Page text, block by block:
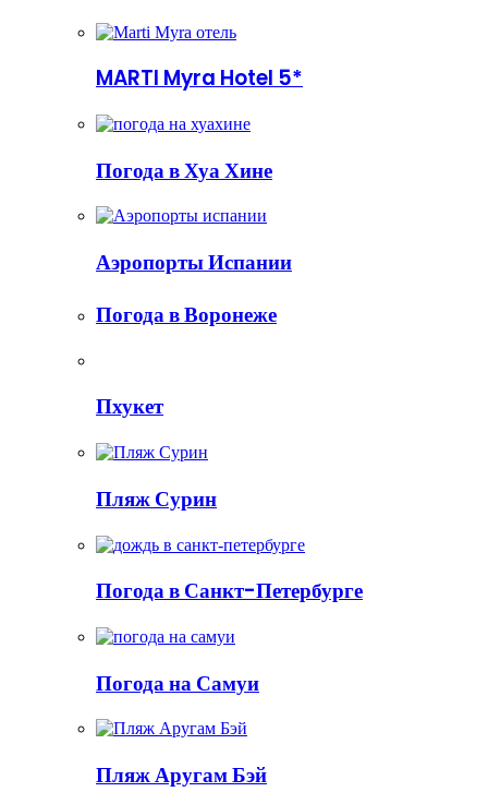
MARTI Myra Hotel 5*
Погода в Хуа Хине
Аэропорты Испании
Погода в Воронеже
Пхукет
Пляж Сурин
Погода в Санкт-Петербурге
Погода на Самуи
Пляж Аругам Бэй